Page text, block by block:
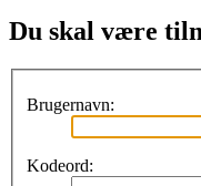
Du skal være
Brugernavn:
Kodeord: